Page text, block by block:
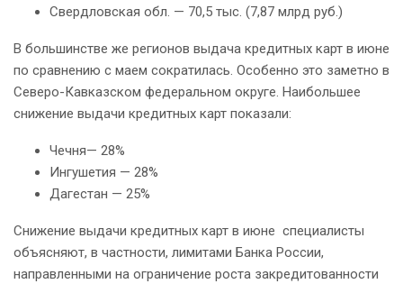
Свердловская обл. — 70,5 тыс. (7,87 млрд руб.)
В большинстве же регионов выдача кредитных карт в июне
по сравнению с маем сократилась. Особенно это заметно в
Северо-Кавказском федеральном округе. Наибольшее
снижение выдачи кредитных карт показали:
Чечня— 28%
Ингушетия — 28%
Дагестан — 25%
Снижение выдачи кредитных карт в июне специалисты
объясняют, в частности, лимитами Банка России,
направленными на ограничение роста закредитованности